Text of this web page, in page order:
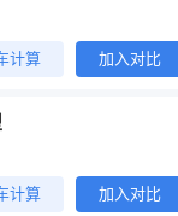
计算 加入对比
计算 加入对比